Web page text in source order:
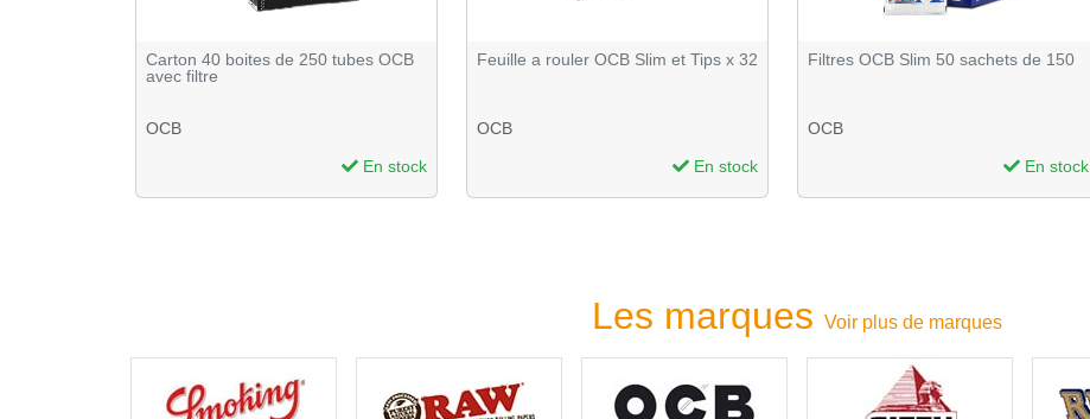
Carton 40 boites de 250 tubes OCB
avec filtre
OCB
En stock
Feuille a rouler OCB Slim et Tips x 32
OCB
En stock
Filtres OCB Slim 50 sachets de 150
OCB
En stock
Les marques Voir plus de marques